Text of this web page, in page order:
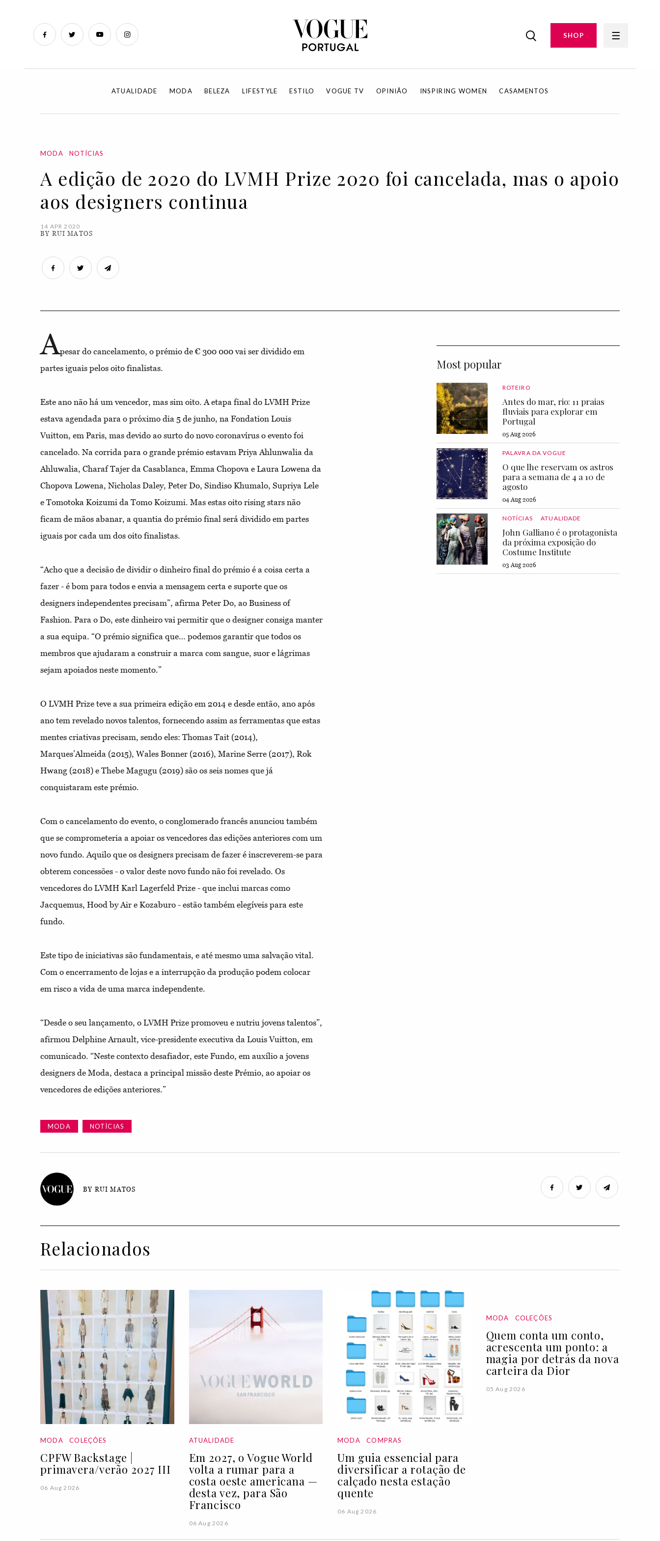
SHOP
ATUALIDADE MODA BELEZA LIFESTYLE ESTILO VOGUE TV OPINIÃO INSPIRING WOMEN CASAMENTOS
MODA NOTÍCIAS
A edição de 2020 do LVMH Prize 2020 foi cancelada, mas o apoio
aos designers continua
14 APR 2020
BY RUI MATOS
Apesar do cancelamento, o prémio de € 300 000 vai ser dividido em
partes iguais pelos oito finalistas.
Este ano não há um vencedor, mas sim oito. A etapa final do LVMH Prize
estava agendada para o próximo dia 5 de junho, na Fondation Louis
Vuitton, em Paris, mas devido ao surto do novo coronavírus o evento foi
cancelado. Na corrida para o grande prémio estavam Priya Ahlunwalia da
Ahluwalia, Charaf Tajer da Casablanca, Emma Chopova e Laura Lowena da
Chopova Lowena, Nicholas Daley, Peter Do, Sindiso Khumalo, Supriya Lele
e Tomotoka Koizumi da Tomo Koizumi. Mas estas oito rising stars não
ficam de mãos abanar, a quantia do prémio final será dividido em partes
iguais por cada um dos oito finalistas.
“Acho que a decisão de dividir o dinheiro final do prémio é a coisa certa a
fazer - é bom para todos e envia a mensagem certa e suporte que os
designers independentes precisam”, afirma Peter Do, ao Business of
Fashion. Para o Do, este dinheiro vai permitir que o designer consiga manter
a sua equipa. “O prémio significa que… podemos garantir que todos os
membros que ajudaram a construir a marca com sangue, suor e lágrimas
sejam apoiados neste momento.”
O LVMH Prize teve a sua primeira edição em 2014 e desde então, ano após
ano tem revelado novos talentos, fornecendo assim as ferramentas que estas
mentes criativas precisam, sendo eles: Thomas Tait (2014),
Marques’Almeida (2015), Wales Bonner (2016), Marine Serre (2017), Rok
Hwang (2018) e Thebe Magugu (2019) são os seis nomes que já
conquistaram este prémio.
Com o cancelamento do evento, o conglomerado francês anunciou também
que se comprometeria a apoiar os vencedores das edições anteriores com um
novo fundo. Aquilo que os designers precisam de fazer é inscreverem-se para
obterem concessões - o valor deste novo fundo não foi revelado. Os
vencedores do LVMH Karl Lagerfeld Prize - que inclui marcas como
Jacquemus, Hood by Air e Kozaburo - estão também elegíveis para este
fundo.
Este tipo de iniciativas são fundamentais, e até mesmo uma salvação vital.
Com o encerramento de lojas e a interrupção da produção podem colocar
em risco a vida de uma marca independente.
“Desde o seu lançamento, o LVMH Prize promoveu e nutriu jovens talentos”,
afirmou Delphine Arnault, vice-presidente executiva da Louis Vuitton, em
comunicado. “Neste contexto desafiador, este Fundo, em auxílio a jovens
designers de Moda, destaca a principal missão deste Prémio, ao apoiar os
vencedores de edições anteriores.”
Most popular
ROTEIRO
Antes do mar, rio: 11 praias
fluviais para explorar em
Portugal
05 Aug 2026
PALAVRA DA VOGUE
O que lhe reservam os astros
para a semana de 4 a 10 de
agosto
04 Aug 2026
NOTÍCIAS ATUALIDADE
John Galliano é o protagonista
da próxima exposição do
Costume Institute
03 Aug 2026
MODA NOTÍCIAS
BY RUI MATOS
Relacionados
MODA COLEÇÕES
CPFW Backstage |
primavera/verão 2027 III
06 Aug 2026
ATUALIDADE
Em 2027, o Vogue World
volta a rumar para a
costa oeste americana —
desta vez, para São
Francisco
06 Aug 2026
MODA COMPRAS
Um guia essencial para
diversificar a rotação de
calçado nesta estação
quente
06 Aug 2026
MODA COLEÇÕES
Quem conta um conto,
acrescenta um ponto: a
magia por detrás da nova
carteira da Dior
05 Aug 2026